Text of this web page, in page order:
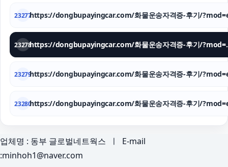
23277https://dongbupayingcar.com/화물운송자격증-후기/
23278 https://
23279https://dongbupayingcar.com/화물운송자격증-후기/
23280https://dongbupayingcar.com/화물운송자격증-후기/
업체명 : 동부 글로벌네트웍스 ㅣ E-mail
:minhoh1@naver.com